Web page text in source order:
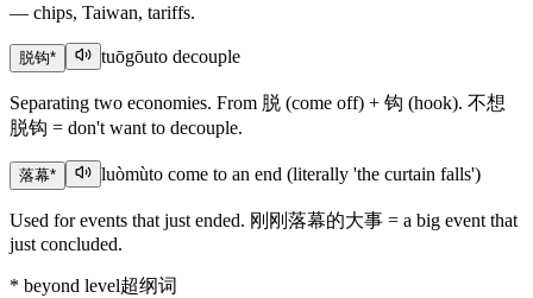
— chips, Taiwan, tariffs.
脱钩* tuōgōuto decouple
Separating two economies. From 脱 (come off) + 钩 (hook). 不想
脱钩 = don't want to decouple.
落幕* luòmùto come to an end (literally 'the curtain falls')
Used for events that just ended. 刚刚落幕的大事 = a big event that
just concluded.
* beyond level超纲词